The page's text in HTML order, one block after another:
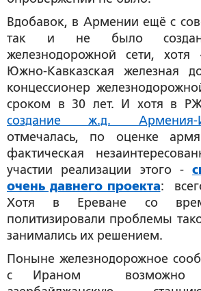
Вдобавок, в Армении ещё с
так и не было
железнодорожной сети,
Южно-Кавказская железная
концессионер
сроком в 30 лет. И хотя в
создание ж.д. Армения-
отмечалась, по оценке
фактическая
участии реализации этого -
очень давнего проекта:
Хотя в Ереване со
политизировали проблемы
занимались их решением.
Поныне железнодорожное
с Ираном возможно